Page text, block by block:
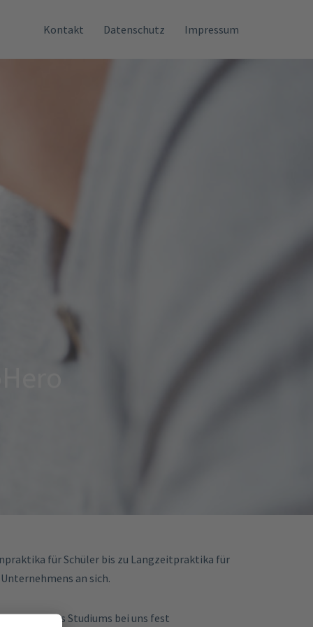
Kontakt Datenschutz Impressum
für Schüler bis zu Langzeitpraktika für
an sich.
ihres Studiums bei uns fest